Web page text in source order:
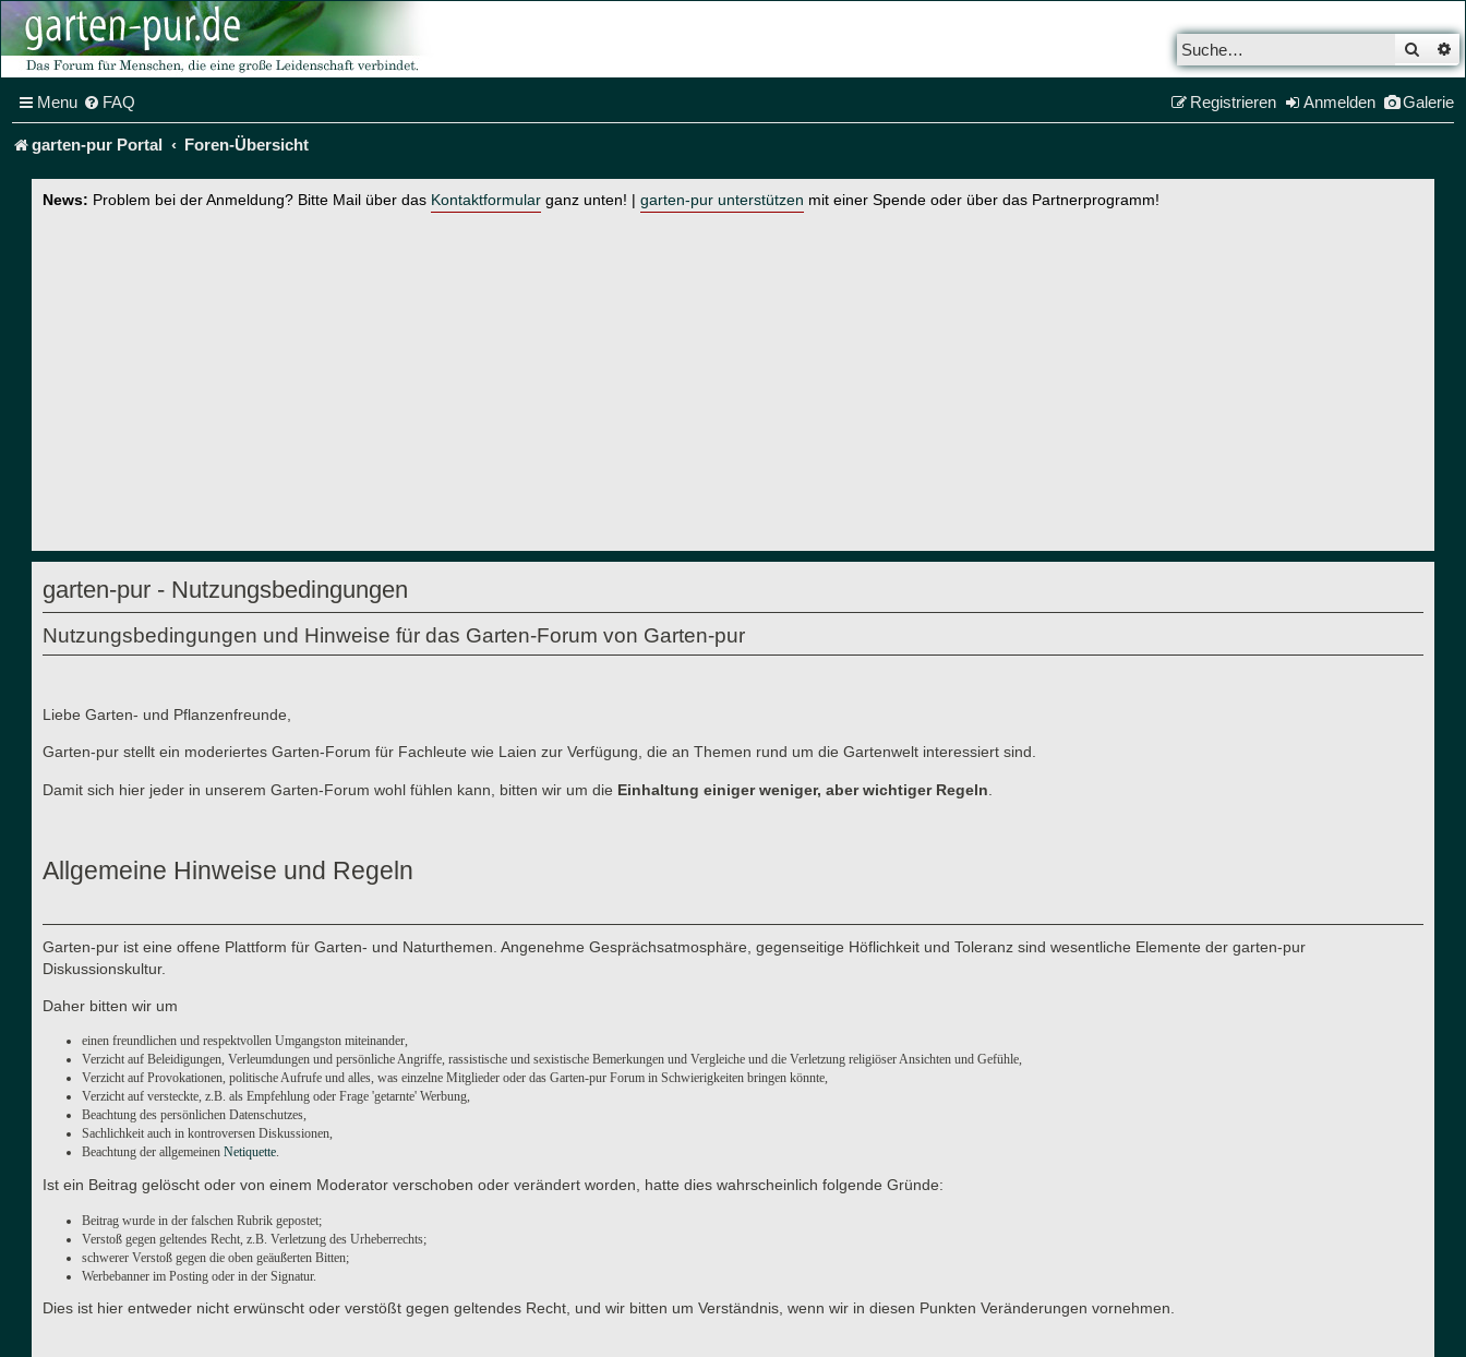
Menu FAQ Galerie
Anmelden
Registrieren
garten-pur Portal Foren-Übersicht
News: Problem bei der Anmeldung? Bitte Mail über das Kontaktformular ganz unten! | garten-pur unterstützen mit einer Spende oder über das Partnerprogramm!
garten-pur - Nutzungsbedingungen
Nutzungsbedingungen und Hinweise für das Garten-Forum von Garten-pur
Liebe Garten- und Pflanzenfreunde,
Garten-pur stellt ein moderiertes Garten-Forum für Fachleute wie Laien zur Verfügung, die an Themen rund um die Gartenwelt interessiert sind.
Damit sich hier jeder in unserem Garten-Forum wohl fühlen kann, bitten wir um die Einhaltung einiger weniger, aber wichtiger Regeln
Allgemeine Hinweise und Regeln
Garten-pur ist eine offene Plattform für Garten- und Naturthemen. Angenehme Gesprächsatmosphäre, gegenseitige Höflichkeit und Toleranz sind wesentliche Elemente der garten-pur
Diskussionskultur.
Daher bitten wir um
einen freundlichen und respektvollen Umgangston miteinander,
Verzicht auf Beleidigungen, Verleumdungen und persönliche Angriffe, rassistische und sexistische Bemerkungen und Vergleiche und die Verletzung religiöser Ansichten und Gefühle,
Verzicht auf Provokationen, politische Aufrufe und alles, was einzelne Mitglieder oder das Garten-pur Forum in Schwierigkeiten bringen könnte,
Verzicht auf versteckte, z.B. als Empfehlung oder Frage 'getarnte' Werbung,
Beachtung des persönlichen Datenschutzes,
Sachlichkeit auch in kontroversen Diskussionen,
Beachtung der allgemeinen Netiquette.
Ist ein Beitrag gelöscht oder von einem Moderator verschoben oder verändert worden, hatte dies wahrscheinlich folgende Gründe:
Beitrag wurde in der falschen Rubrik gepostet;
Verstoß gegen geltendes Recht, z.B. Verletzung des Urheberrechts;
schwerer Verstoß gegen die oben geäußerten Bitten;
Werbebanner im Posting oder in der Signatur.
Dies ist hier entweder nicht erwünscht oder verstößt gegen geltendes Recht, und wir bitten um Verständnis, wenn wir in diesen Punkten Veränderungen vornehmen.